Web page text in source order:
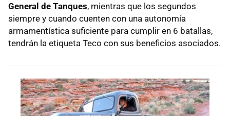
General de Tanques, mientras que los segundos
siempre y cuando cuenten con una autonomía
armamentística suficiente para cumplir en 6 batallas,
tendrán la etiqueta Teco con sus beneficios asociados.